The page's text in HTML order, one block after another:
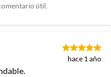
útil.
hace 1 año